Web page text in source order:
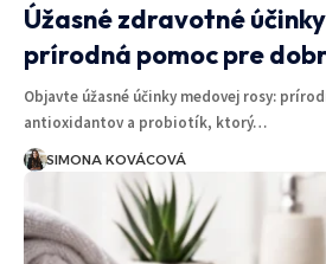
Úžasné zdravotné
prírodná pomoc pre
Objavte úžasné účinky medovej rosy:
antioxidantov a probiotík, ktorý…
SIMONA KOVÁCOVÁ